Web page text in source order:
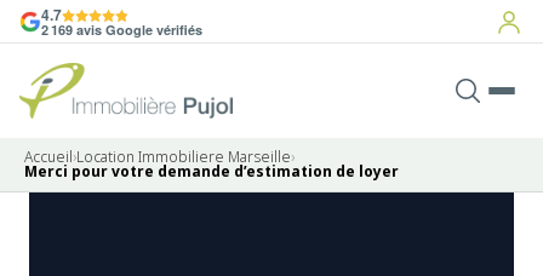
4.7
2 169 avis Google vérifiés
Accueil›Location Immobiliere Marseille›
Merci pour votre demande d’estimation de loyer